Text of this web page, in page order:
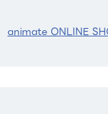
animate ONLINE